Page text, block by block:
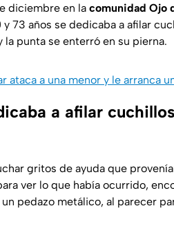
diciembre en la comunidad Ojo
73 años se dedicaba a afilar
punta se enterró en su pierna.
ataca a una menor y le arranca
a afilar
gritos de ayuda que
ver lo que había ocurrido,
pedazo metálico, al parecer